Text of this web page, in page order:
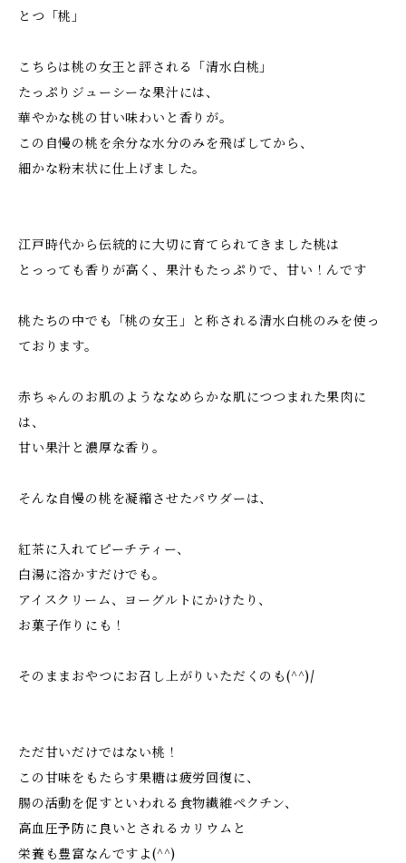
とつ「桃」
こちらは桃の女王と評される「清水白桃」
たっぷりジューシーな果汁には、
華やかな桃の甘い味わいと香りが。
この自慢の桃を余分な水分のみを飛ばしてから、
細かな粉末状に仕上げました。
江戸時代から伝統的に大切に育てられてきました桃は
とっっても香りが高く、果汁もたっぷりで、甘い！んです
桃たちの中でも「桃の女王」と称される清水白桃のみを使っ
ております。
赤ちゃんのお肌のようななめらかな肌につつまれた果肉に
は、
甘い果汁と濃厚な香り。
そんな自慢の桃を凝縮させたパウダーは、
紅茶に入れてピーチティー、
白湯に溶かすだけでも。
アイスクリーム、ヨーグルトにかけたり、
お菓子作りにも！
そのままおやつにお召し上がりいただくのも(^^)/
ただ甘いだけではない桃！
この甘味をもたらす果糖は疲労回復に、
腸の活動を促すといわれる食物繊維ペクチン、
高血圧予防に良いとされるカリウムと
栄養も豊富なんですよ(^^)